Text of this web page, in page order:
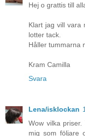
Hej o grattis till
Klart jag vill vara
lotter tack.
Håller tummarna
Kram Camilla
Svara
Lena/isklockan
Wow vilka
mig som följare